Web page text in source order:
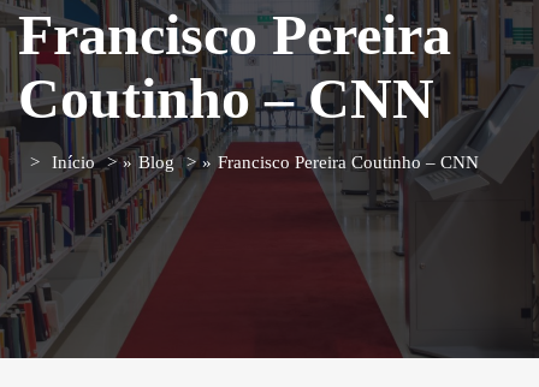
Francisco Pereira
Coutinho – CNN
Início » Blog » Francisco Pereira Coutinho – CNN